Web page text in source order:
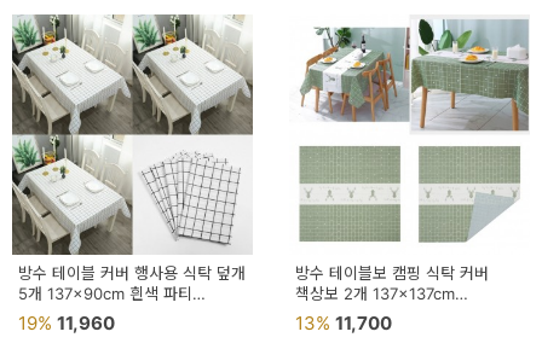
방수 테이블 커버 행사용 식탁 덮개
5개 137x90cm 흰색 파티
테이블보 캠핑식탁보
19% 11,960
방수 테이블보 캠핑 식탁 커버
책상보 2개 137x137cm
식탁테이블보 식탁보
13% 11,700